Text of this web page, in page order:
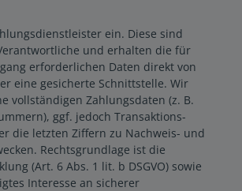
ein. Diese sind
und erhalten die für
erforderlichen Daten direkt von
eine gesicherte Schnittstelle. Wir
vollständigen Zahlungsdaten (z. B.
ggf. jedoch Transaktions-
die letzten Ziffern zu Nachweis- und
Rechtsgrundlage ist die
(Art. 6 Abs. 1 lit. b DSGVO) sowie
Interesse an sicherer